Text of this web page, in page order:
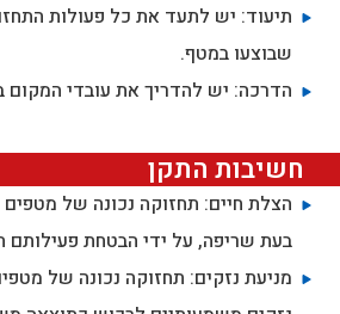
תיעוד: יש לתעד את כל פעולות
שבוצעו במטף.
הדרכה: יש להדריך את עובדי המקום
חשיבות התקן
הצלת חיים: תחזוקה נכונה של
בעת שריפה, על ידי הבטחת
מניעת נזקים: תחזוקה נכונה של